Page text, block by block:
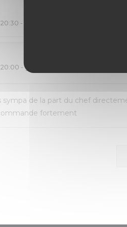
- guests 5
- guests 2
sympa de la part du chef
fortement